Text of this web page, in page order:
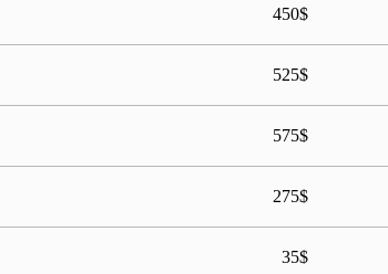
450$
525$
575$
275$
35$